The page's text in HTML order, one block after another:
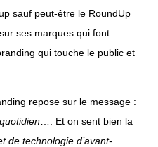
sauf peut-être le RoundUp
ses marques qui font
qui touche le public et
repose sur le message :
…. Et on sent bien la
de technologie d’avant-